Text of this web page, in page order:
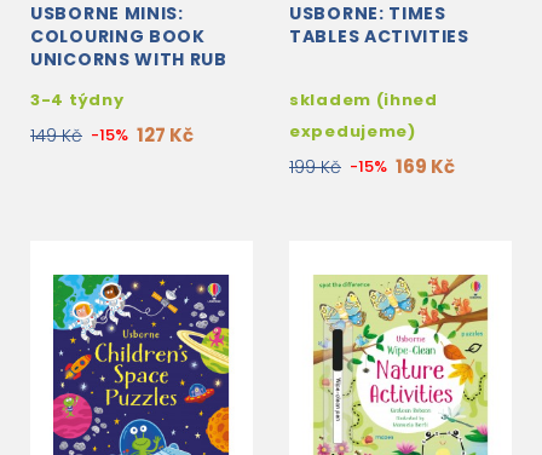
USBORNE MINIS:
COLOURING BOOK
UNICORNS WITH RUB
3-4 týdny
149 Kč -15% 127 Kč
USBORNE: TIMES
TABLES ACTIVITIES
skladem (ihned
expedujeme)
199 Kč -15% 169 Kč